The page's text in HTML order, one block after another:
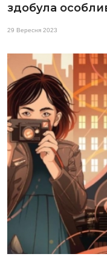
здобула
29 Вересня 2023